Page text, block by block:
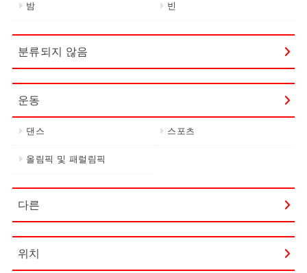
밤 빈
분류되지 않음
운동
댄스 스포츠
올림픽 및 패럴림픽
다른
위치